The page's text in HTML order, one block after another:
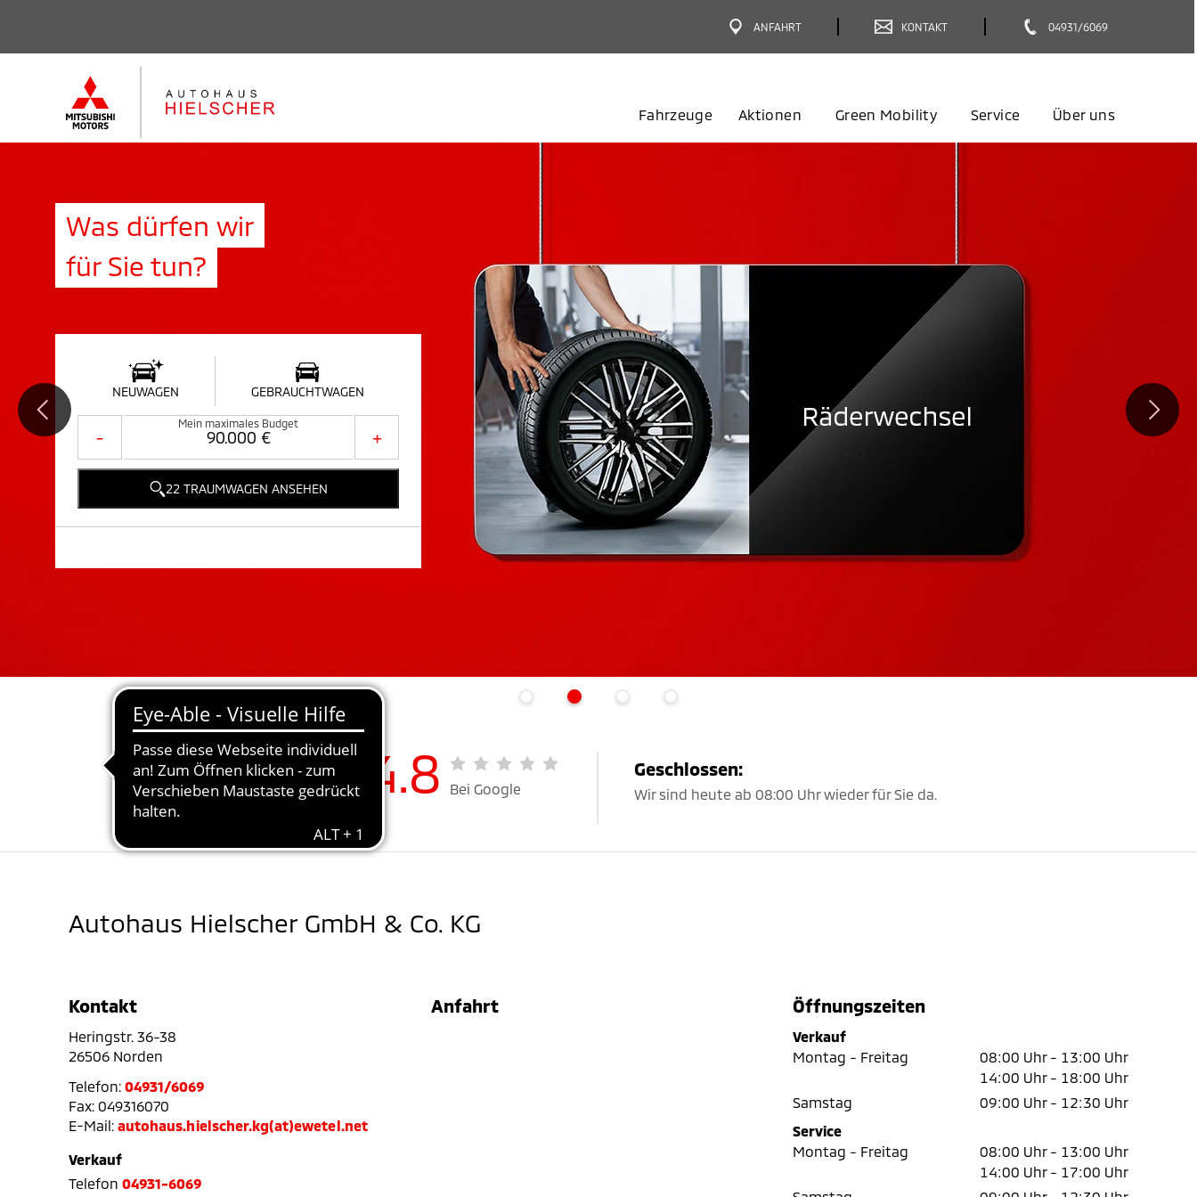
ANFAHRT KONTAKT 04931/6069
Fahrzeuge Aktionen Green Mobility Service Über uns
Was dürfen wir
für Sie tun?
NEUWAGEN GEBRAUCHTWAGEN
-
Mein maximales Budget
+
22 TRAUMWAGEN ANSEHEN
4.8 Bei Google
Geschlossen:
Wir sind heute ab 08:00 Uhr wieder für Sie da.
Autohaus Hielscher GmbH & Co. KG
Kontakt
Heringstr. 36-38
26506 Norden
Telefon: 04931/6069
Fax: 049316070
E-Mail: autohaus.hielscher.kg(at)ewetel.net
Verkauf
Telefon 04931-6069
Anfahrt Öffnungszeiten
Verkauf
Montag - Freitag
08:00 Uhr - 13:00 Uhr
14:00 Uhr - 18:00 Uhr
Samstag
09:00 Uhr - 12:30 Uhr
Service
Montag - Freitag
08:00 Uhr - 13:00 Uhr
14:00 Uhr - 17:00 Uhr